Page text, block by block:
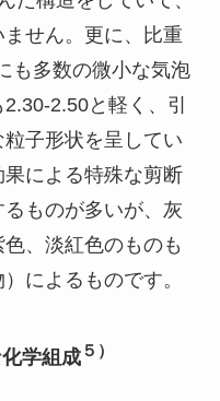
せん。更に、比重
も多数の微小な気泡
2.50と軽く、引
子形状を呈してい
による特殊な剪断
ものが多いが、灰
、淡紅色のものも
によるものです。
学組成５）